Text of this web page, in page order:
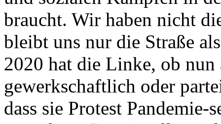
braucht. Wir haben nicht
bleibt uns nur die Straße
2020 hat die Linke, ob nun
gewerkschaftlich oder
dass sie Protest